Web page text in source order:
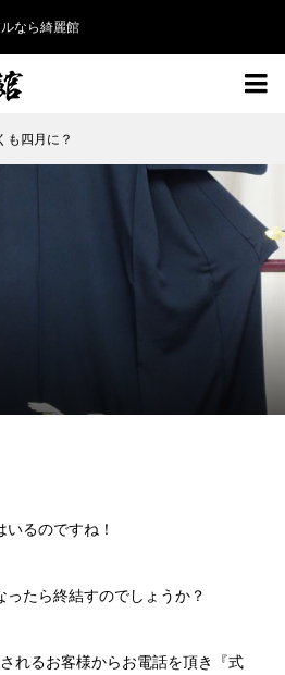
なら綺麗館

も四月に？
るのですね！
ったら終結すのでしょうか？
れるお客様からお電話を頂き『式